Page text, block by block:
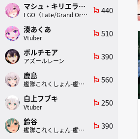
マシュ・キリエライト
FGO（Fate/Grand Order）
emoji_flags 440
湊あくあ
Vtuber
emoji_flags 510
ボルチモア
アズールレーン
emoji_flags 390
鹿島
艦隊これくしょん-艦これ-
emoji_flags 560
白上フブキ
Vtuber
emoji_flags 250
鈴谷
艦隊これくしょん-艦これ-
emoji_flags 390